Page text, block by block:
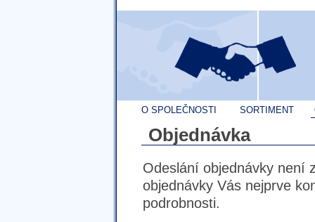
O SPOLEČNOSTI SORTIMENT
Objednávka
Odeslání objednávky není
objednávky Vás nejprve
podrobnosti.